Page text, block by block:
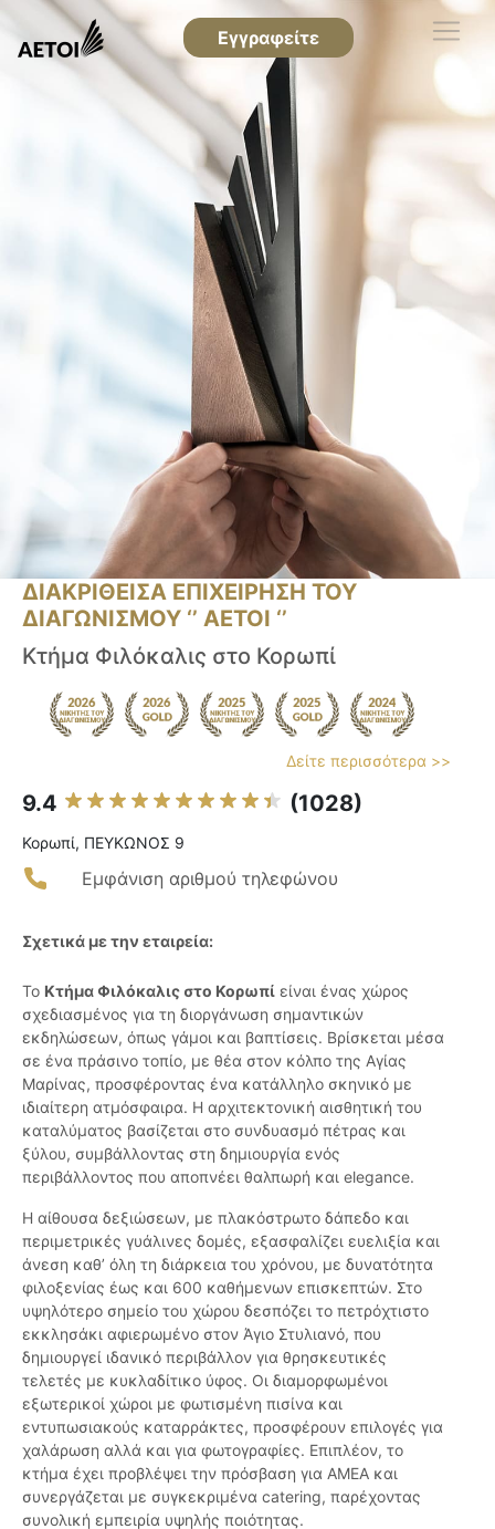
Εγγραφείτε
ΔΙΑΚΡΙΘΕΙΣΑ ΕΠΙΧΕΙΡΗΣΗ ΤΟΥ
ΔΙΑΓΩΝΙΣΜΟΥ ‘’ ΑΕΤΟΙ ‘’
Κτήμα Φιλόκαλις στο Κορωπί
Δείτε περισσότερα >>
9.4 (1028)
Κορωπί, ΠΕΥΚΩΝΟΣ 9
Εμφάνιση αριθμού τηλεφώνου
Σχετικά με την εταιρεία:
Το Κτήμα Φιλόκαλις στο Κορωπί είναι ένας χώρος
σχεδιασμένος για τη διοργάνωση σημαντικών
εκδηλώσεων, όπως γάμοι και βαπτίσεις. Βρίσκεται μέσα
σε ένα πράσινο τοπίο, με θέα στον κόλπο της Αγίας
Μαρίνας, προσφέροντας ένα κατάλληλο σκηνικό με
ιδιαίτερη ατμόσφαιρα. Η αρχιτεκτονική αισθητική του
καταλύματος βασίζεται στο συνδυασμό πέτρας και
ξύλου, συμβάλλοντας στη δημιουργία ενός
περιβάλλοντος που αποπνέει θαλπωρή και elegance.
Η αίθουσα δεξιώσεων, με πλακόστρωτο δάπεδο και
περιμετρικές γυάλινες δομές, εξασφαλίζει ευελιξία και
άνεση καθ’ όλη τη διάρκεια του χρόνου, με δυνατότητα
φιλοξενίας έως και 600 καθήμενων επισκεπτών. Στο
υψηλότερο σημείο του χώρου δεσπόζει το πετρόχτιστο
εκκλησάκι αφιερωμένο στον Άγιο Στυλιανό, που
δημιουργεί ιδανικό περιβάλλον για θρησκευτικές
τελετές με κυκλαδίτικο ύφος. Οι διαμορφωμένοι
εξωτερικοί χώροι με φωτισμένη πισίνα και
εντυπωσιακούς καταρράκτες, προσφέρουν επιλογές για
χαλάρωση αλλά και για φωτογραφίες. Επιπλέον, το
κτήμα έχει προβλέψει την πρόσβαση για ΑΜΕΑ και
συνεργάζεται με συγκεκριμένα catering, παρέχοντας
συνολική εμπειρία υψηλής ποιότητας.